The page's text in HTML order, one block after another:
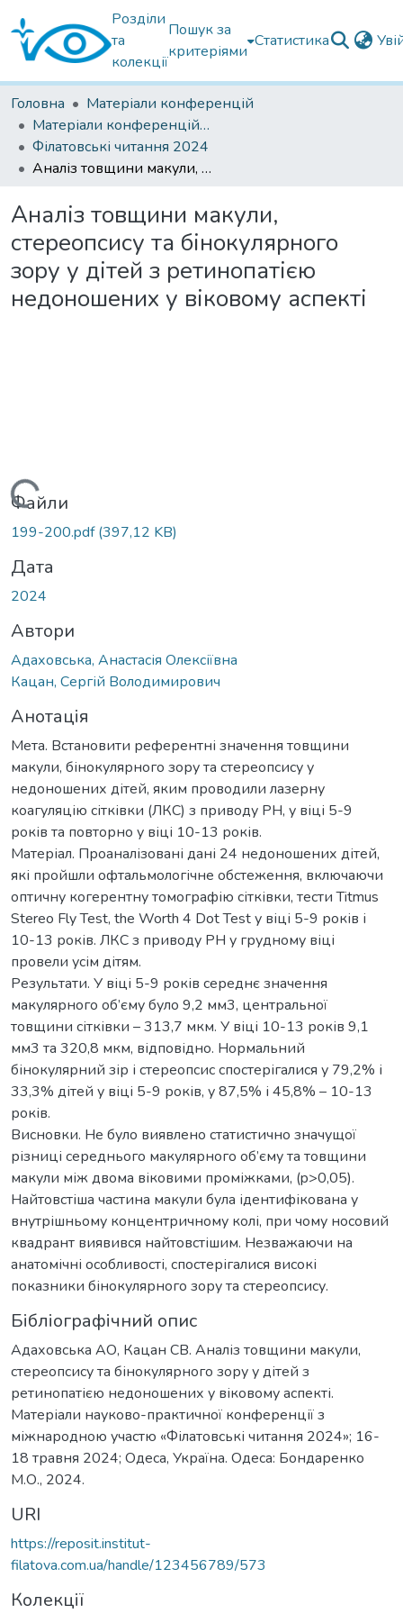
Розділи
та
колекції
Пошук за
критеріями
Статистика
Головна
Матеріали конференцій
Матеріали конференцій Інституту Філатова
Філатовські читання 2024
Аналіз товщини макули, стереопсису та бінокулярного зору у дітей з ретинопатією недоношених у віковому аспекті
Аналіз товщини макули,
стереопсису та бінокулярного
зору у дітей з ретинопатією
недоношених у віковому аспекті
Вантажиться...
Файли
199-200.pdf(397,12 KB)
Дата
2024
Автори
Адаховська, Анастасія Олексіївна
Кацан, Сергій Володимирович
Анотація
Мета. Встановити референтні значення товщини
макули, бінокулярного зору та стереопсису у
недоношених дітей, яким проводили лазерну
коагуляцію сітківки (ЛКС) з приводу РН, у віці 5-9
років та повторно у віці 10-13 років.
Матеріал. Проаналізовані дані 24 недоношених дітей,
які пройшли офтальмологічне обстеження, включаючи
оптичну когерентну томографію сітківки, тести Titmus
Stereo Fly Test, the Worth 4 Dot Test у віці 5-9 років і
10-13 років. ЛКС з приводу РН у грудному віці
провели усім дітям.
Результати. У віці 5-9 років середнє значення
макулярного об’єму було 9,2 мм3, центральної
товщини сітківки – 313,7 мкм. У віці 10-13 років 9,1
мм3 та 320,8 мкм, відповідно. Нормальний
бінокулярний зір і стереопсис спостерігалися у 79,2% і
33,3% дітей у віці 5-9 років, у 87,5% і 45,8% – 10-13
років.
Висновки. Не було виявлено статистично значущої
різниці середнього макулярного об’єму та товщини
макули між двома віковими проміжками, (p>0,05).
Найтовстіша частина макули була ідентифікована у
внутрішньому концентричному колі, при чому носовий
квадрант виявився найтовстішим. Незважаючи на
анатомічні особливості, спостерігалися високі
показники бінокулярного зору та стереопсису.
Бібліографічний опис
Адаховська АО, Кацан СВ. Аналіз товщини макули,
стереопсису та бінокулярного зору у дітей з
ретинопатією недоношених у віковому аспекті.
Матеріали науково-практичної конференції з
міжнародною участю «Філатовські читання 2024»; 16-
18 травня 2024; Одеса, Україна. Одеса: Бондаренко
М.О., 2024.
URI
https://reposit.institut-
filatova.com.ua/handle/123456789/573
Колекції